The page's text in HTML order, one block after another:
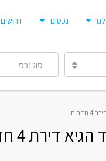
נכסים דרושים
סוג נכס
דירת 4 חדרים